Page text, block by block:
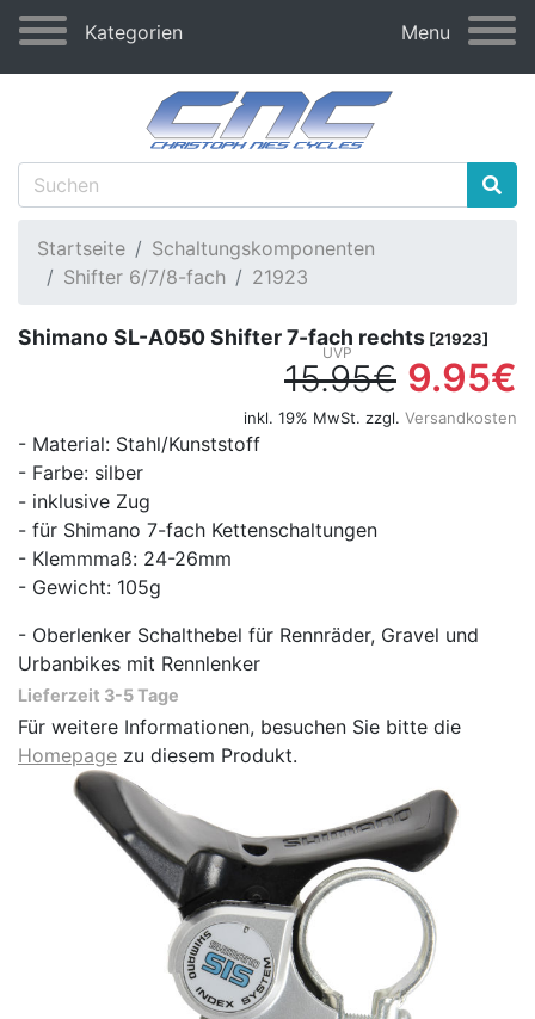
Kategorien Menu
Startseite
Schaltungskomponenten
Shifter 6/7/8-fach
21923
Shimano SL-A050 Shifter 7-fach rechts [21923]
15.95€ 9.95€
inkl. 19% MwSt. zzgl. Versandkosten
- Material: Stahl/Kunststoff
- Farbe: silber
- inklusive Zug
- für Shimano 7-fach Kettenschaltungen
- Klemmmaß: 24-26mm
- Gewicht: 105g
- Oberlenker Schalthebel für Rennräder, Gravel und
Urbanbikes mit Rennlenker
Lieferzeit 3-5 Tage
Für weitere Informationen, besuchen Sie bitte die
Homepage zu diesem Produkt.